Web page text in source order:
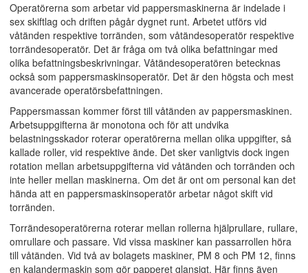
Operatörerna som arbetar vid pappersmaskinerna är indelade i
sex skiftlag och driften pågår dygnet runt. Arbetet utförs vid
våtänden respektive torränden, som våtändesoperatör respektive
torrändesoperatör. Det är fråga om två olika befattningar med
olika befattningsbeskrivningar. Våtändesoperatören betecknas
också som pappersmaskinsoperatör. Det är den högsta och mest
avancerade operatörsbefattningen.
Pappersmassan kommer först till våtänden av pappersmaskinen.
Arbetsuppgifterna är monotona och för att undvika
belastningsskador roterar operatörerna mellan olika uppgifter, så
kallade roller, vid respektive ände. Det sker vanligtvis dock ingen
rotation mellan arbetsuppgifterna vid våtänden och torränden och
inte heller mellan maskinerna. Om det är ont om personal kan det
hända att en pappersmaskinsoperatör arbetar något skift vid
torränden.
Torrändesoperatörerna roterar mellan rollerna hjälprullare, rullare,
omrullare och passare. Vid vissa maskiner kan passarrollen höra
till våtänden. Vid två av bolagets maskiner, PM 8 och PM 12, finns
en kalandermaskin som gör papperet glansigt. Här finns även